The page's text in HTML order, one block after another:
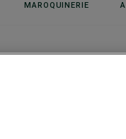
MAROQUINERIE
velours Beige
Mocassin